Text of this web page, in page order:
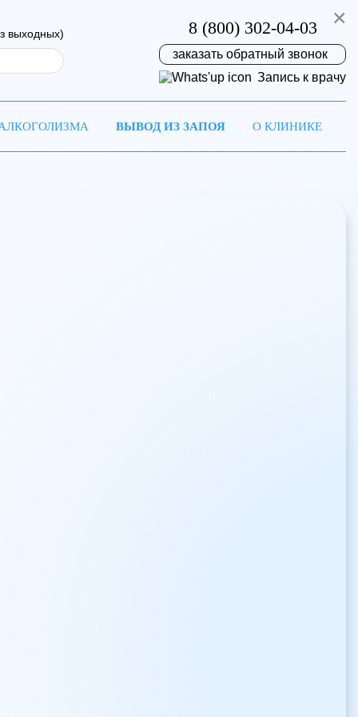
выходных) 8 (800) 302-04-03
заказать обратный звонок
Запись к врачу
ВЫВОД ИЗ ЗАПОЯ О КЛИНИКЕ
×